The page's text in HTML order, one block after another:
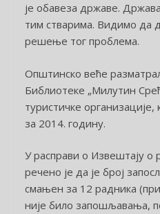
је обавеза државе.
тим стварима. Видимо да
решење тог проблема.
Општинско веће
Библиотеке „Милутин
туристичке
за 2014. годину.
У расправи о Извештају о
речено је да је број
смањен за 12 радника
није било запошљавања,